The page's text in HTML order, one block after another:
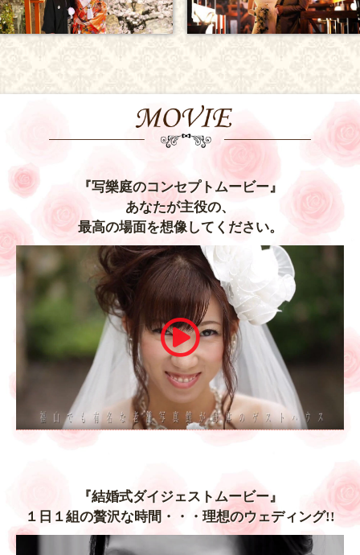
『写樂庭のコンセプトムービー』
あなたが主役の、
最高の場面を想像してください。
『結婚式ダイジェストムービー』
１日１組の贅沢な時間・・・理想のウェディング!!